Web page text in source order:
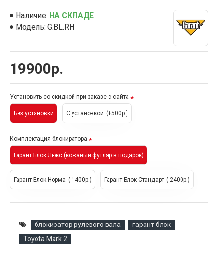
*Более подробное сравнение комплектаций
стопоров блокираторов рулевого вала можно
19900р.
Наличие: НА СКЛАДЕ
Модель: G.BL.RH
Установить со скидкой при заказе с сайта
Без установки С установкой (+500р.)
Комплектация блокиратора
Гарант Блок Люкс (кожаный футляр в подарок)
Гарант Блок Норма (-1400р.) Гарант Блок Стандарт (-2400р.)
блокиратор рулевого вала
гарант блок
Toyota Mark 2